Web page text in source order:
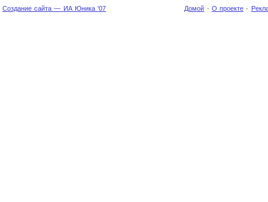
Создание сайта — ИА Юника '07 Домой · О проекте ·